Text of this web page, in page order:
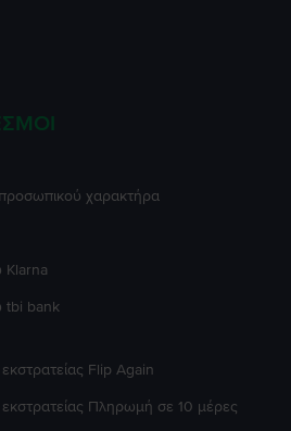
χαρακτήρα
tbi bank
Flip Again
Πληρωμή σε 10 μέρες